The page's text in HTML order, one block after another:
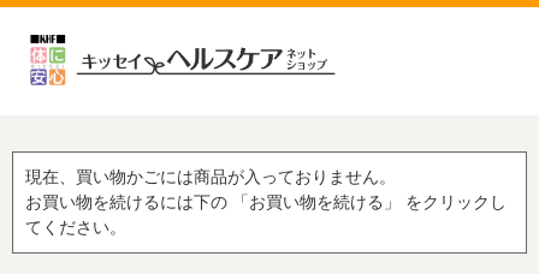
現在、買い物かごには商品が入っておりません。
お買い物を続けるには下の 「お買い物を続ける」 をクリックし
てください。